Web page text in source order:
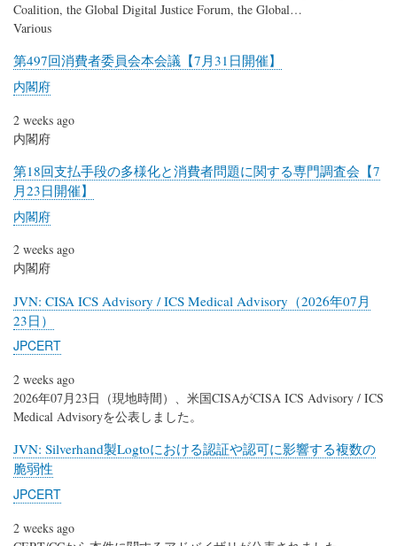
Coalition, the Global Digital Justice Forum, the Global…
Various
第497回消費者委員会本会議【7月31日開催】
内閣府
2 weeks ago
内閣府
第18回支払手段の多様化と消費者問題に関する専門調査会【7
月23日開催】
内閣府
2 weeks ago
内閣府
JVN: CISA ICS Advisory / ICS Medical Advisory（2026年07月
23日）
JPCERT
2 weeks ago
2026年07月23日（現地時間）、米国CISAがCISA ICS Advisory / ICS
Medical Advisoryを公表しました。
JVN: Silverhand製Logtoにおける認証や認可に影響する複数の
脆弱性
JPCERT
2 weeks ago